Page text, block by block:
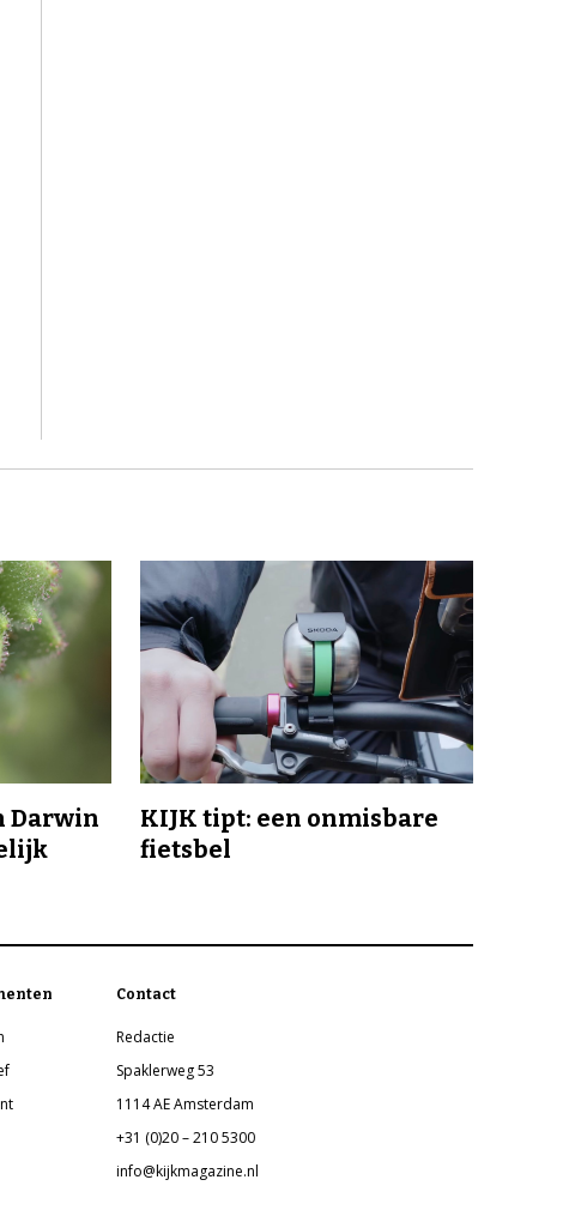
Darwin
KIJK tipt: een onmisbare
fietsbel
Contact
Redactie
Spaklerweg 53
1114 AE Amsterdam
+31 (0)20 – 210 5300
info@kijkmagazine.nl